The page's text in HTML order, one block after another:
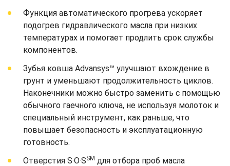
Функция автоматического прогрева ускоряет
подогрев гидравлического масла при низких
температурах и помогает продлить срок службы
компонентов.
Зубья ковша Advansys™ улучшают вхождение в
грунт и уменьшают продолжительность циклов.
Наконечники можно быстро заменить с помощью
обычного гаечного ключа, не используя молоток и
специальный инструмент, как раньше, что
повышает безопасность и эксплуатационную
готовность.
Отверстия S·O·SSM для отбора проб масла